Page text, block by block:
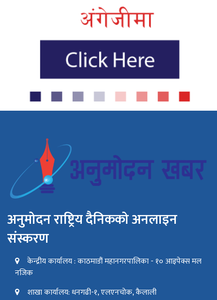
अनुमोदन राष्ट्रिय दैनिकको अनलाइन
संस्करण
केन्द्रीय कार्यालय : काठमाडौं महानगरपालिका - १० आइपेक्स मल
नजिक
शाखा कार्यालय: धनगढी-१, एलएनचोक, कैलाली